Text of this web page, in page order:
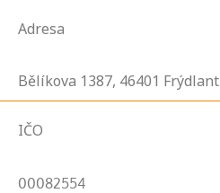
Adresa
Bělíkova 1387, 46401 Frýdlant
IČO
00082554